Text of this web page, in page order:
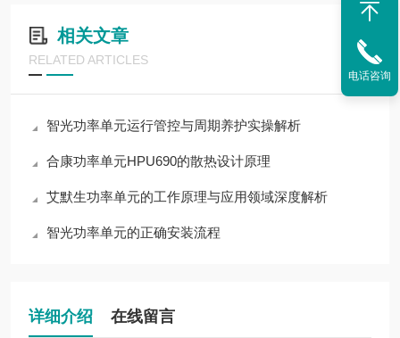
相关文章
RELATED ARTICLES
智光功率单元运行管控与周期养护实操解析
合康功率单元HPU690的散热设计原理
艾默生功率单元的工作原理与应用领域深度解析
智光功率单元的正确安装流程
详细介绍 在线留言
电话咨询